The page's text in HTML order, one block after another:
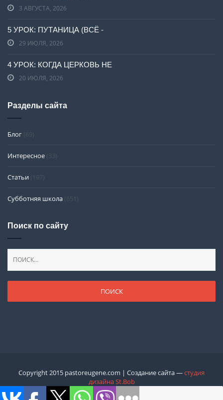
3 АВГУСТА, 2026
5 УРОК: ПУТАНИЦА (ВСЁ -
29 ИЮЛЯ, 2026
4 УРОК: КОГДА ЦЕРКОВЬ НЕ
20 ИЮЛЯ, 2026
Разделы сайта
Блог (69)
Интересное (33)
Статьи (197)
Субботняя школа (651)
Поиск по сайту
Copyright 2015 pastoreugene.com | Создание сайта —студия
дизайна St.Bob